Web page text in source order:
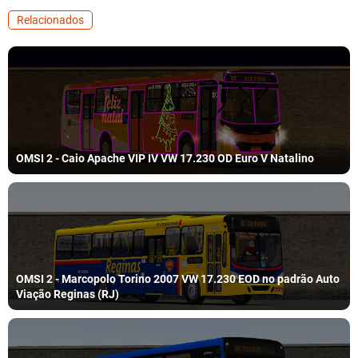
Relacionados
OMSI 2 - Caio Apache VIP IV VW 17.230 OD Euro V Natalino
OMSI 2 - Marcopolo Torino 2007 VW 17.230 EOD no padrão Auto
Viação Reginas (RJ)